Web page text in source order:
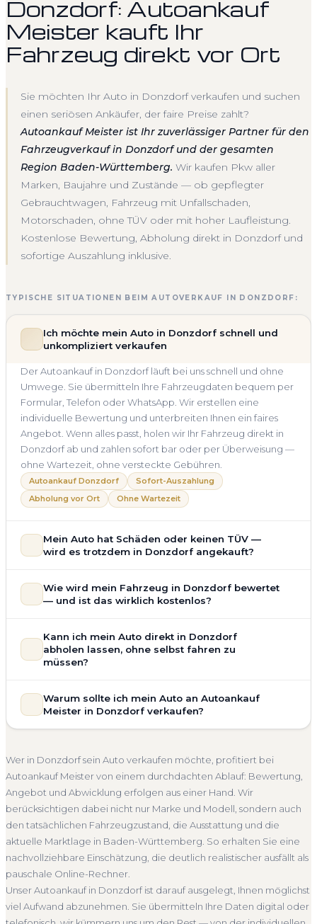
Donzdorf: Autoankauf
Meister kauft Ihr
Fahrzeug direkt vor Ort
Sie möchten Ihr Auto in Donzdorf verkaufen und suchen
einen seriösen Ankäufer, der faire Preise zahlt?
Autoankauf Meister ist Ihr zuverlässiger Partner für den
Fahrzeugverkauf in Donzdorf und der gesamten
Region Baden-Württemberg. Wir kaufen Pkw aller
Marken, Baujahre und Zustände — ob gepflegter
Gebrauchtwagen, Fahrzeug mit Unfallschaden,
Motorschaden, ohne TÜV oder mit hoher Laufleistung.
Kostenlose Bewertung, Abholung direkt in Donzdorf und
sofortige Auszahlung inklusive.
TYPISCHE SITUATIONEN BEIM AUTOVERKAUF IN DONZDORF:
Ich möchte mein Auto in Donzdorf schnell und
unkompliziert verkaufen
Der Autoankauf in Donzdorf läuft bei uns schnell und ohne
Umwege. Sie übermitteln Ihre Fahrzeugdaten bequem per
Formular, Telefon oder WhatsApp. Wir erstellen eine
individuelle Bewertung und unterbreiten Ihnen ein faires
Angebot. Wenn alles passt, holen wir Ihr Fahrzeug direkt in
Donzdorf ab und zahlen sofort bar oder per Überweisung —
ohne Wartezeit, ohne versteckte Gebühren.
Autoankauf Donzdorf
Sofort-Auszahlung
Abholung vor Ort
Ohne Wartezeit
Mein Auto hat Schäden oder keinen TÜV —
wird es trotzdem in Donzdorf angekauft?
Motorschaden, Getriebeschaden, abgelaufenem TÜV oder
allgemeinem Reparaturbedarf direkt in Donzdorf an. Der
Bewertung ein. Anders als Online-Rechner berücksichtigen
wir den realen Zustand und die aktuelle Nachfrage für eine
Getriebeschaden
Faire Bewertung
Wie wird mein Fahrzeug in Donzdorf bewertet
— und ist das wirklich kostenlos?
ist vollständig kostenlos und unverbindlich. Wir prüfen Marke,
Modell, Baujahr, Kilometerstand, Ausstattung, Pflegezustand
tatsächlichen Verkaufspreis liegt — speziell für den Markt in
Baden-Württemberg.
Kann ich mein Auto direkt in Donzdorf
abholen lassen, ohne selbst fahren zu
müssen?
umfasst die kostenlose Abholung direkt an Ihrer Adresse —
egal ob zu Hause, am Arbeitsplatz oder an einem Treffpunkt
erfolgt direkt bei Übergabe, auf Wunsch übernehmen wir
auch die Abmeldung.
Abholung Donzdorf Nicht fahrbereit
Barzahlung
Abmeldung inklusive
Warum sollte ich mein Auto an Autoankauf
Meister in Donzdorf verkaufen?
deutschlandweit an — auch in Donzdorf und ganz Baden-
Württemberg. Sie erhalten eine kostenlose Bewertung, ein
verbindliches Angebot und auf Wunsch den kompletten
Service von der Abholung bis zur Abmeldung. Über 4.800
zufriedene Kunden sprechen für sich.
Seit 2010 4.800+ Ankäufe
Komplettservice
Baden-Württemberg
Wer in Donzdorf sein Auto verkaufen möchte, profitiert bei
Autoankauf Meister von einem durchdachten Ablauf: Bewertung,
Angebot und Abwicklung erfolgen aus einer Hand. Wir
berücksichtigen dabei nicht nur Marke und Modell, sondern auch
den tatsächlichen Fahrzeugzustand, die Ausstattung und die
aktuelle Marktlage in Baden-Württemberg. So erhalten Sie eine
nachvollziehbare Einschätzung, die deutlich realistischer ausfällt als
pauschale Online-Rechner.
Unser Autoankauf in Donzdorf ist darauf ausgelegt, Ihnen möglichst
viel Aufwand abzunehmen. Sie übermitteln Ihre Daten digital oder